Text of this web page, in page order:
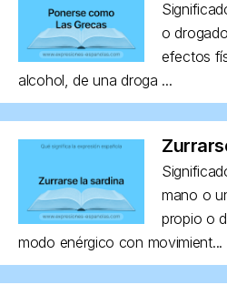
o
efectos
alcohol, de una droga ...
mano o
propio o
modo enérgico con movimient...